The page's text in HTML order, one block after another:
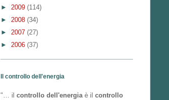
► 2009 (114)
► 2008 (34)
► 2007 (27)
► 2006 (37)
Il controllo dell'energia
"… il controllo dell'energiaè il controllo